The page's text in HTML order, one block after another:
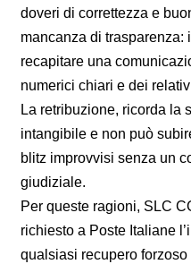
doveri di correttezza e
mancanza di trasparenza:
recapitare una
numerici chiari e dei
La retribuzione, ricorda la
intangibile e non può
blitz improvvisi senza un
giudiziale.
Per queste ragioni, SLC
richiesto a Poste Italiane
qualsiasi recupero